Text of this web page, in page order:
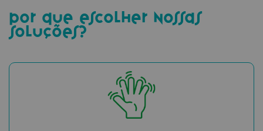
por que escolher nossas
soluções?